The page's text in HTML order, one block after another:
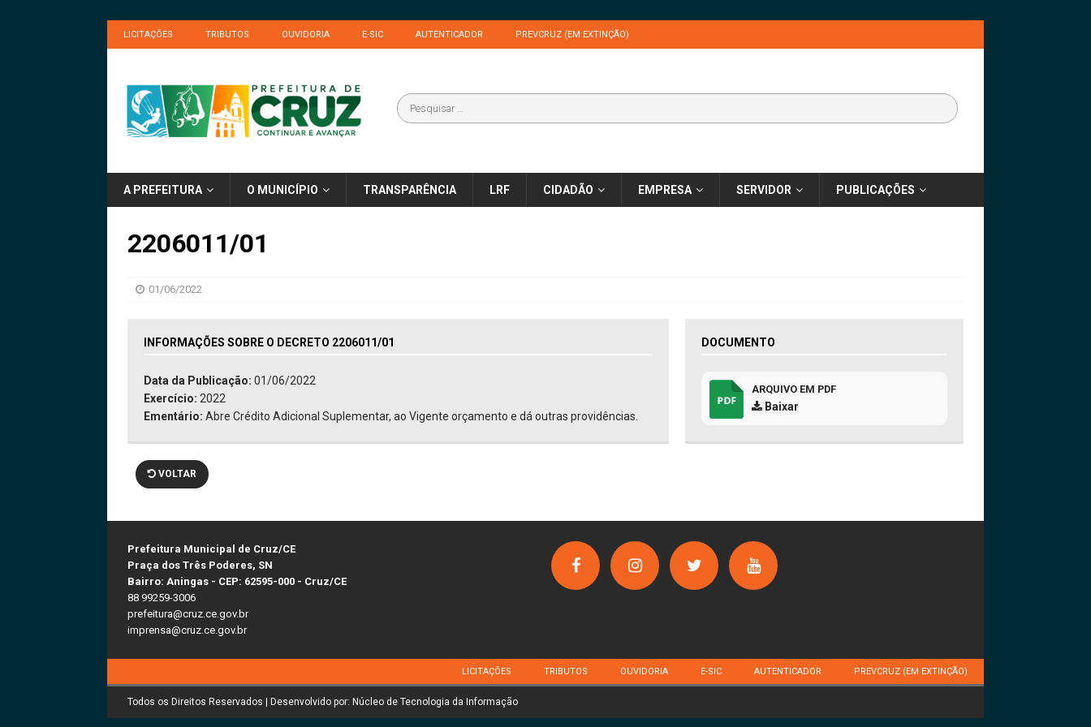
LICITAÇÕES TRIBUTOS OUVIDORIA E-SIC AUTENTICADOR PREVCRUZ (EM EXTINÇÃO)
A PREFEITURA O MUNICÍPIO TRANSPARÊNCIA LRF CIDADÃO EMPRESA SERVIDOR PUBLICAÇÕES
2206011/01
01/06/2022
INFORMAÇÕES SOBRE O DECRETO 2206011/01
Data da Publicação: 01/06/2022
Exercício: 2022
Ementário: Abre Crédito Adicional Suplementar, ao Vigente orçamento e dá outras providências.
DOCUMENTO
ARQUIVO EM PDF
Baixar
VOLTAR
Prefeitura Municipal de Cruz/CE
Praça dos Três Poderes, SN
Bairro: Aningas - CEP: 62595-000 - Cruz/CE
88 99259-3006
prefeitura@cruz.ce.gov.br
imprensa@cruz.ce.gov.br
LICITAÇÕES TRIBUTOS OUVIDORIA E-SIC AUTENTICADOR PREVCRUZ (EM EXTINÇÃO)
Todos os Direitos Reservados | Desenvolvido por: Núcleo de Tecnologia da Informação